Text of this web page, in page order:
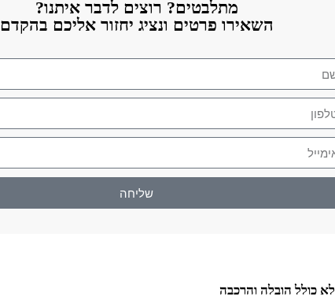
מתלבטים? רוצים לדבר איתנו?
השאירו פרטים ונציג יחזור אליכם בהקדם
שליחה
כולל הובלה והרכבה